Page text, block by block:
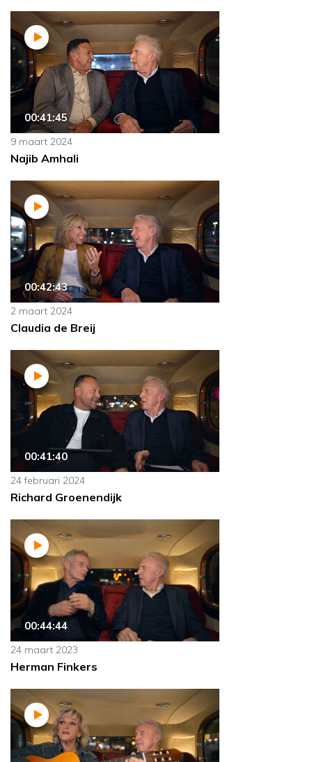
00:41:45
9 maart 2024
Najib Amhali
00:42:43
2 maart 2024
Claudia de Breij
00:41:40
24 februari 2024
Richard Groenendijk
00:44:44
24 maart 2023
Herman Finkers